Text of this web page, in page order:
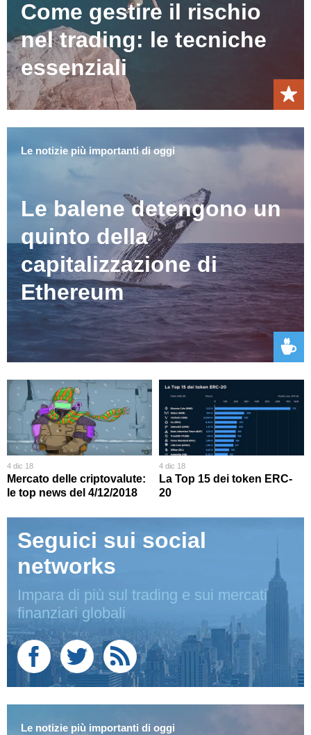
Come gestire il rischio
nel trading: le tecniche
essenziali
Le notizie più importanti di oggi
Le balene detengono un
quinto della
capitalizzazione di
Ethereum
4 dic 18
Mercato delle criptovalute:
le top news del 4/12/2018
4 dic 18
La Top 15 dei token ERC-
20
Seguici sui social
networks
Impara di più sul trading e sui mercati
finanziari globali
Le notizie più importanti di oggi